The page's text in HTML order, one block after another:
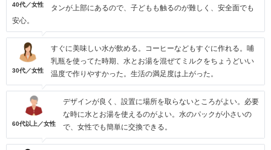
40代／女性
タンが上部にあるので、子どもも触るのが難しく、安全面でも
安心。
30代／女性
すぐに美味しい水が飲める。コーヒーなどもすぐに作れる。哺
乳瓶を使ってた時期、水とお湯を混ぜてミルクをちょうどいい
温度で作りやすかった。生活の満足度は上がった。
60代以上／女性
デザインが良く、設置に場所を取らないところがよい。必要
な時に水とお湯を使えるのがよい。水のパックが小さいの
で、女性でも簡単に交換できる。